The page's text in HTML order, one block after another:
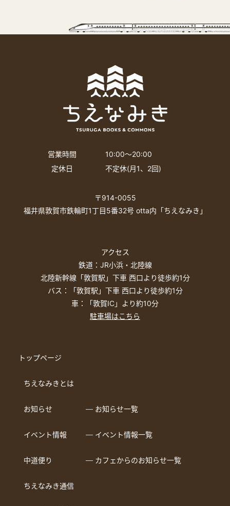
営業時間
10:00〜20:00
定休日
不定休(月1、2回)
〒914-0055
福井県敦賀市鉄輪町1丁目5番32号 otta内「ちえなみき」
アクセス
鉄道：JR小浜・北陸線
北陸新幹線「敦賀駅」下車 西口より徒歩約1分
バス：「敦賀駅」下車 西口より徒歩約1分
車：「敦賀IC」より約10分
駐車場はこちら
トップページ
ちえなみきとは
お知らせ ― お知らせ一覧
イベント情報 ― イベント情報一覧
中道便り ― カフェからのお知らせ一覧
ちえなみき通信